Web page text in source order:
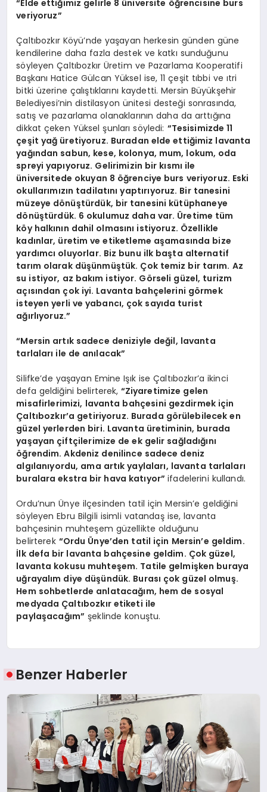
“Elde ettiğimiz gelirle 8 üniversite öğrencisine burs
veriyoruz”
Çaltıbozkır Köyü’nde yaşayan herkesin günden güne
kendilerine daha fazla destek ve katkı sunduğunu
söyleyen Çaltıbozkır Üretim ve Pazarlama Kooperatifi
Başkanı Hatice Gülcan Yüksel ise, 11 çeşit tıbbi ve ıtri
bitki üzerine çalıştıklarını kaydetti. Mersin Büyükşehir
Belediyesi’nin distilasyon ünitesi desteği sonrasında,
satış ve pazarlama olanaklarının daha da arttığına
dikkat çeken Yüksel şunları söyledi: “Tesisimizde 11
çeşit yağ üretiyoruz. Buradan elde ettiğimiz lavanta
yağından sabun, kese, kolonya, mum, lokum, oda
spreyi yapıyoruz. Gelirimizin bir kısmı ile
üniversitede okuyan 8 öğrenciye burs veriyoruz. Eski
okullarımızın tadilatını yaptırıyoruz. Bir tanesini
müzeye dönüştürdük, bir tanesini kütüphaneye
dönüştürdük. 6 okulumuz daha var. Üretime tüm
köy halkının dahil olmasını istiyoruz. Özellikle
kadınlar, üretim ve etiketleme aşamasında bize
yardımcı oluyorlar. Biz bunu ilk başta alternatif
tarım olarak düşünmüştük. Çok temiz bir tarım. Az
su istiyor, az bakım istiyor. Görseli güzel, turizm
açısından çok iyi. Lavanta bahçelerini görmek
isteyen yerli ve yabancı, çok sayıda turist
ağırlıyoruz.”
“Mersin artık sadece deniziyle değil, lavanta
tarlaları ile de anılacak”
Silifke’de yaşayan Emine Işık ise Çaltıbozkır’a ikinci
defa geldiğini belirterek, “Ziyaretimize gelen
misafirlerimizi, lavanta bahçesini gezdirmek için
Çaltıbozkır’a getiriyoruz. Burada görülebilecek en
güzel yerlerden biri. Lavanta üretiminin, burada
yaşayan çiftçilerimize de ek gelir sağladığını
öğrendim. Akdeniz denilince sadece deniz
algılanıyordu, ama artık yaylaları, lavanta tarlaları
buralara ekstra bir hava katıyor”ifadelerini kullandı.
Ordu’nun Ünye ilçesinden tatil için Mersin’e geldiğini
söyleyen Ebru Bilgili isimli vatandaş ise, lavanta
bahçesinin muhteşem güzellikte olduğunu
belirterek “Ordu Ünye’den tatil için Mersin’e geldim.
İlk defa bir lavanta bahçesine geldim. Çok güzel,
lavanta kokusu muhteşem. Tatile gelmişken buraya
uğrayalım diye düşündük. Burası çok güzel olmuş.
Hem sohbetlerde anlatacağım, hem de sosyal
medyada Çaltıbozkır etiketi ile
paylaşacağım” şeklinde konuştu.
Benzer Haberler